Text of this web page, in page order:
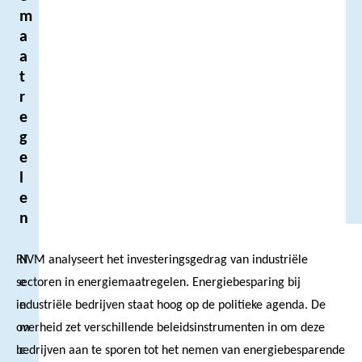
m
a
a
t
r
e
g
e
l
e
n
N
e
e
m
c
RIVM analyseert het investeringsgedrag van industriële
sectoren in energiemaatregelen. Energiebesparing bij
industriële bedrijven staat hoog op de politieke agenda. De
overheid zet verschillende beleidsinstrumenten in om deze
bedrijven aan te sporen tot het nemen van energiebesparende